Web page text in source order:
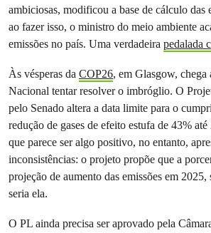
ambiciosas, modificou a base de cálculo das
ao fazer isso, o ministro do meio ambiente
emissões no país. Uma verdadeira pedalada
Às vésperas da COP26, em Glasgow,
Nacional tentar resolver o imbróglio. O
pelo Senado altera a data limite para o
redução de gases de efeito estufa de 43%
que parece ser algo positivo, no entanto,
inconsistências: o projeto propõe que a
projeção de aumento das emissões em
seria ela.
O PL ainda precisa ser aprovado pela